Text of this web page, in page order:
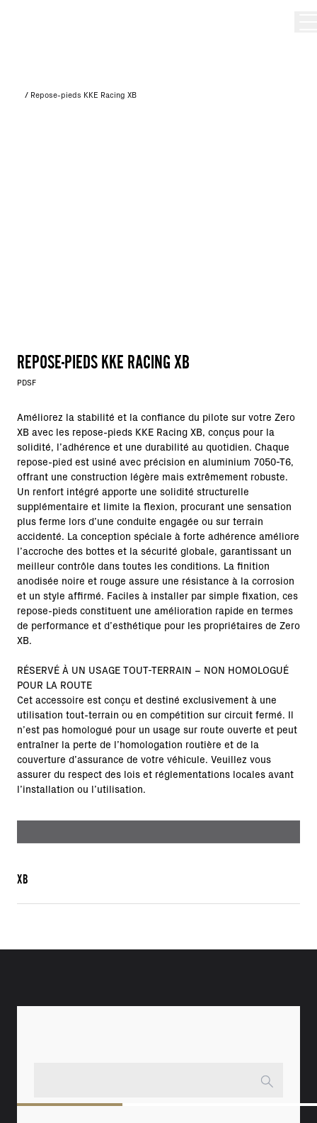
/ Repose-pieds KKE Racing XB
REPOSE-PIEDS KKE RACING XB
PDSF
Améliorez la stabilité et la confiance du pilote sur votre Zero
XB avec les repose-pieds KKE Racing XB, conçus pour la
solidité, l’adhérence et une durabilité au quotidien. Chaque
repose-pied est usiné avec précision en aluminium 7050-T6,
offrant une construction légère mais extrêmement robuste.
Un renfort intégré apporte une solidité structurelle
supplémentaire et limite la flexion, procurant une sensation
plus ferme lors d’une conduite engagée ou sur terrain
accidenté. La conception spéciale à forte adhérence améliore
l’accroche des bottes et la sécurité globale, garantissant un
meilleur contrôle dans toutes les conditions. La finition
anodisée noire et rouge assure une résistance à la corrosion
et un style affirmé. Faciles à installer par simple fixation, ces
repose-pieds constituent une amélioration rapide en termes
de performance et d’esthétique pour les propriétaires de Zero
XB.
RÉSERVÉ À UN USAGE TOUT-TERRAIN – NON HOMOLOGUÉ
POUR LA ROUTE
Cet accessoire est conçu et destiné exclusivement à une
utilisation tout-terrain ou en compétition sur circuit fermé. Il
n’est pas homologué pour un usage sur route ouverte et peut
entraîner la perte de l’homologation routière et de la
couverture d’assurance de votre véhicule. Veuillez vous
assurer du respect des lois et réglementations locales avant
l’installation ou l’utilisation.
XB